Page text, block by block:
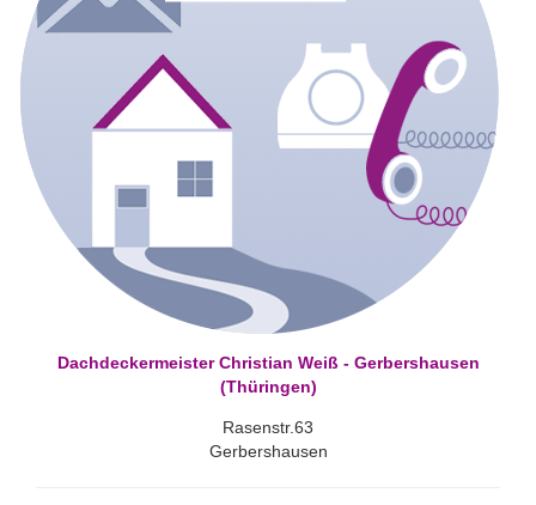
Dachdeckermeister Christian Weiß - Gerbershausen
(Thüringen)
Rasenstr.63
Gerbershausen